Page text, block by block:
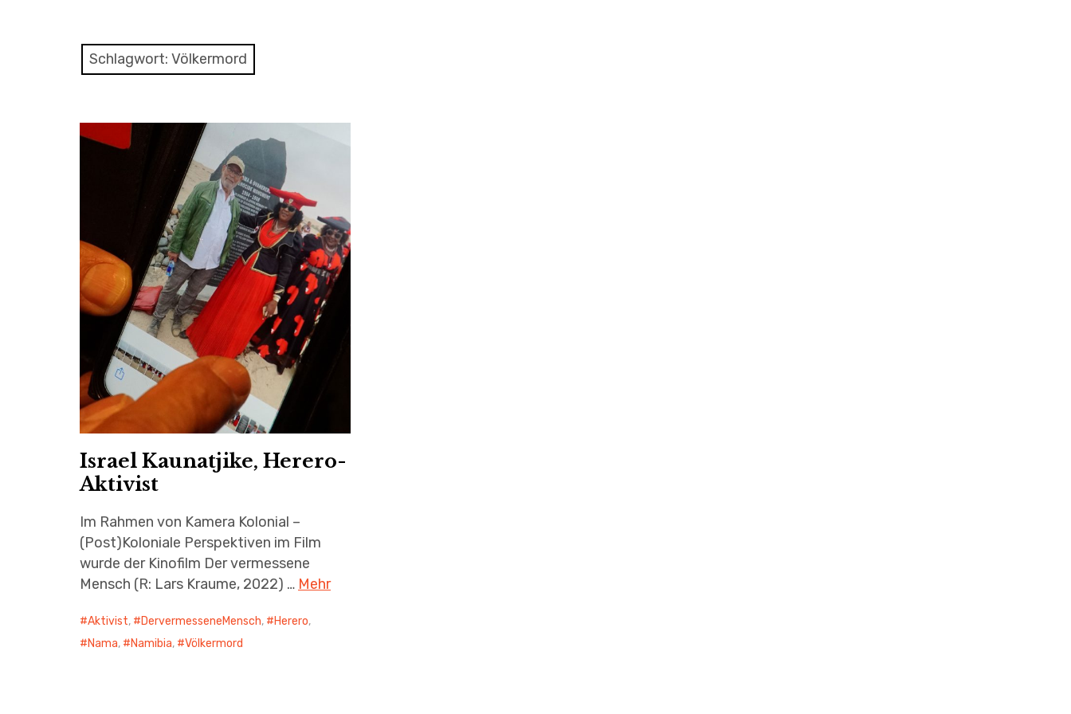
Schlagwort: Völkermord
Israel Kaunatjike, Herero-
Aktivist
Im Rahmen von Kamera Kolonial –
(Post)Koloniale Perspektiven im Film
wurde der Kinofilm Der vermessene
Mensch (R: Lars Kraume, 2022) … Mehr
Aktivist, DervermesseneMensch, Herero,
Nama, Namibia, Völkermord